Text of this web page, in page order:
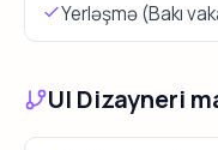
Yerləşmə (Bakı
UI Dizayneri